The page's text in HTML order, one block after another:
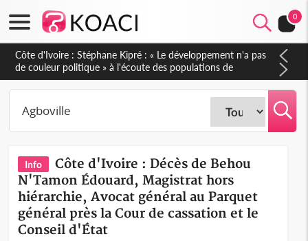
0
Mali : Les FAMa accueillent 254 anciens combattants issus de
groupes armés
Info
Côte d'Ivoire : Décès de Behou
N'Tamon Édouard, Magistrat hors
hiérarchie, Avocat général au Parquet
général près la Cour de cassation et le
Conseil d'État